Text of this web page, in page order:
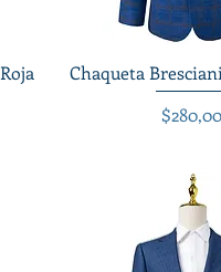
Vista
Chaqueta
Precio
$280,00